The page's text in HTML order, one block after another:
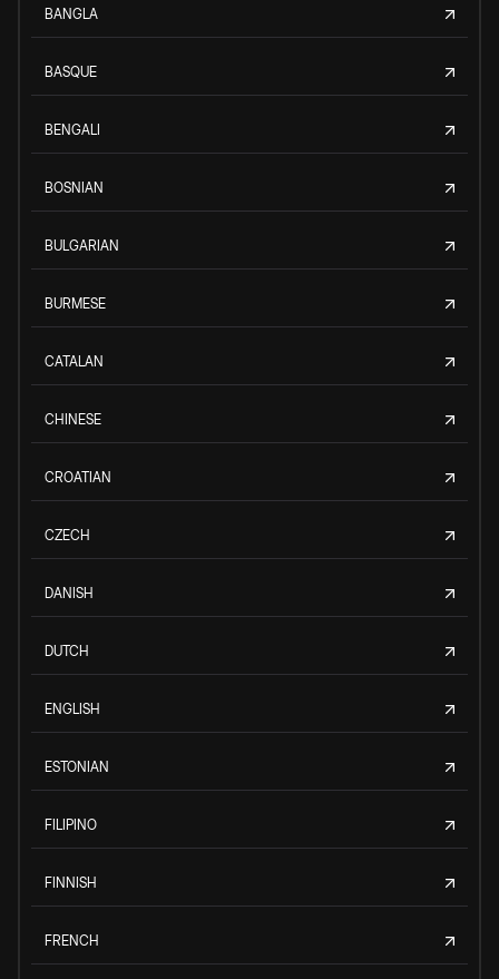
BANGLA
BASQUE
BENGALI
BOSNIAN
BULGARIAN
BURMESE
CATALAN
CHINESE
CROATIAN
CZECH
DANISH
DUTCH
ENGLISH
ESTONIAN
FILIPINO
FINNISH
FRENCH